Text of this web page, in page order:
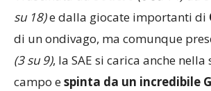
su 18)e dalla giocate importanti di
di un ondivago, ma comunque
(3 su 9), la SAE si carica anche nella
campo espinta da un incredibile